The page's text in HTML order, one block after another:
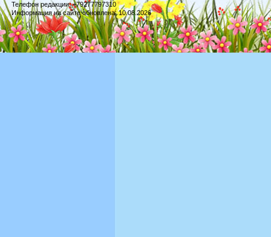
Телефон редакции: +79277797310
Информация на сайте обновлена: 10.08.2026